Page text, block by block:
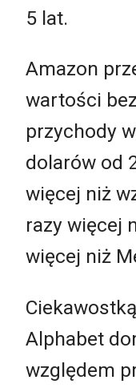
5 lat.
Amazon
wartości
przychody
dolarów od
więcej niż
razy więcej
więcej niż
Alphabet
względem